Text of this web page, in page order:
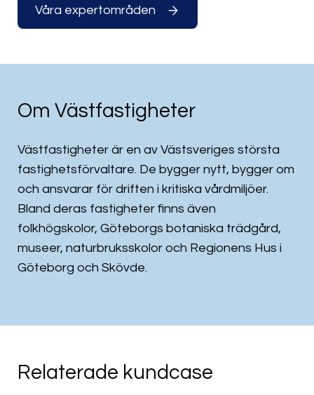
Våra expertområden
Om Västfastigheter
Västfastigheter är en av Västsveriges största
fastighetsförvaltare. De bygger nytt, bygger om
och ansvarar för driften i kritiska vårdmiljöer.
Bland deras fastigheter finns även
folkhögskolor, Göteborgs botaniska trädgård,
museer, naturbruksskolor och Regionens Hus i
Göteborg och Skövde.
Relaterade kundcase